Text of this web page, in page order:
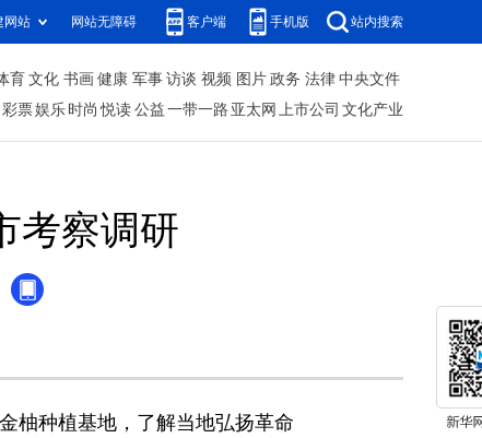
网站 网站无障碍 客户端 手机版 站内搜索
育 文化 书画 健康 军事 访谈 视频 图片 政务 法律 中央文件
彩票娱乐 时尚 悦读 公益 一带一路 亚太网 上市公司 文化产业
考察调研
柚种植基地，了解当地弘扬革命